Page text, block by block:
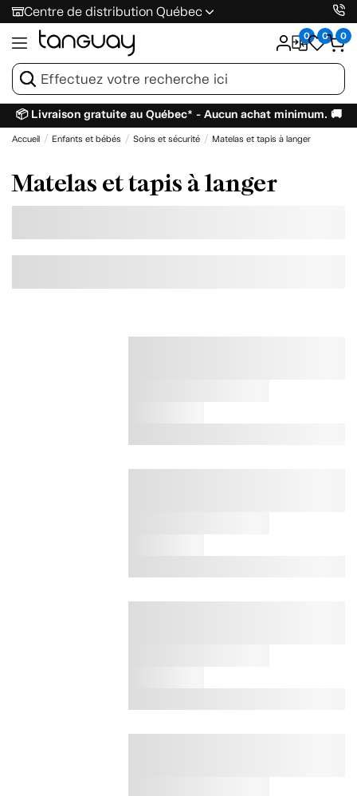
Centre de distribution Québec
0 0 0
📦 Livraison gratuite au Québec* - Aucun achat minimum. 🚚
Accueil Enfants et bébés Soins et sécurité Matelas et tapis à langer
Matelas et tapis à langer